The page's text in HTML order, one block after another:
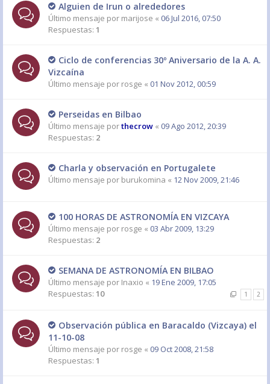
Alguien de Irun o alrededores
Último mensaje por marijose « 06 Jul 2016, 07:50
Respuestas: 1
Ciclo de conferencias 30º Aniversario de la A. A.
Vizcaína
Último mensaje por rosge « 01 Nov 2012, 00:59
Perseidas en Bilbao
Último mensaje porthecrow « 09 Ago 2012, 20:39
Respuestas: 2
Charla y observación en Portugalete
Último mensaje por burukomina « 12 Nov 2009, 21:46
100 HORAS DE ASTRONOMÍA EN VIZCAYA
Último mensaje por rosge « 03 Abr 2009, 13:29
Respuestas: 2
SEMANA DE ASTRONOMÍA EN BILBAO
Último mensaje por Inaxio « 19 Ene 2009, 17:05
Respuestas: 10 1 2
Observación pública en Baracaldo (Vizcaya) el
11-10-08
Último mensaje por rosge « 09 Oct 2008, 21:58
Respuestas: 1